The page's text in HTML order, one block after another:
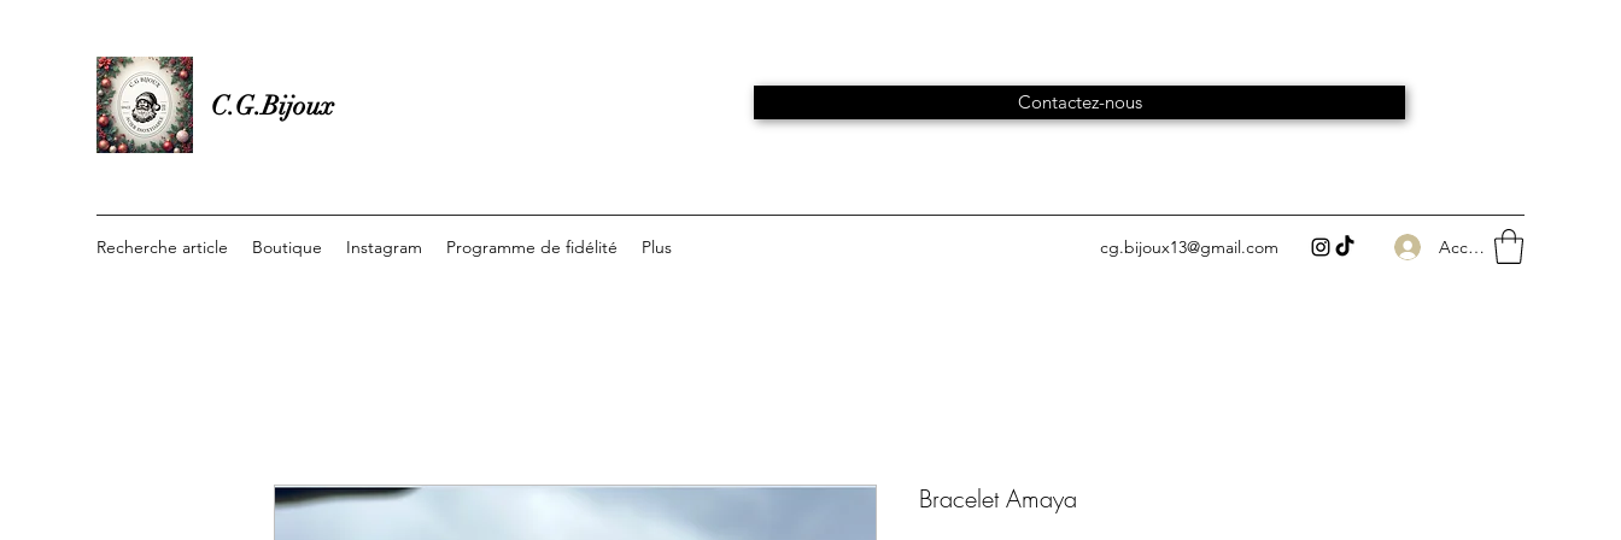
C.G.Bijoux Contactez-nous
Recherche article Boutique Instagram Programme de fidélité Plus cg.bijoux13@gmail.com Accedi
Bracelet Amaya